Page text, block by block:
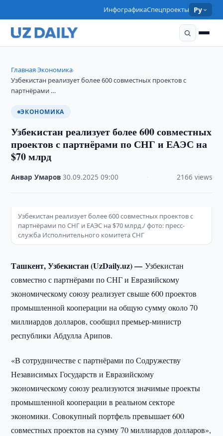
ИнфографикаСпецпроекты Ру
Главная›Экономика›
Узбекистан реализует более 600 совместных проектов с
партнёрами …
ЭКОНОМИКА
Узбекистан реализует более 600 совместных
проектов с партнёрами по СНГ и ЕАЭС на
$70 млрд
Анвар Умаров ·30.09.2025 ·09:00 2166 views
Узбекистан реализует более 600 совместных проектов с
партнёрами по СНГ и ЕАЭС на $70 млрд./ фото: пресс-
служба Исполнительного комитета СНГ
Ташкент, Узбекистан (UzDaily.uz) —Узбекистан
совместно с партнёрами по СНГ и Евразийскому
экономическому союзу реализует свыше 600 проектов
промышленной кооперации на общую сумму около 70
миллиардов долларов, сообщил премьер-министр
республики Абдулла Арипов.
«В сотрудничестве с партнёрами по Содружеству
Независимых Государств и Евразийскому
экономическому союзу реализуются значимые проекты
промышленной кооперации в реальном секторе
экономики. Совокупный портфель превышает 600
совместных проектов на сумму 70 миллиардов долларов»,